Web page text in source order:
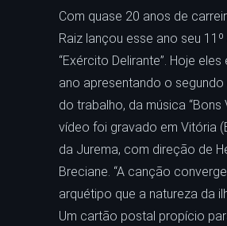
Com quase 20 anos de
Raiz lançou esse ano seu 11º
“Exército Delirante”. Hoje
ano apresentando o
do trabalho, da música “Bons
vídeo foi gravado em Vitória
da Jurema, com direção de
Breciane. “A canção
arquétipo que a natureza da
Um cartão postal propício